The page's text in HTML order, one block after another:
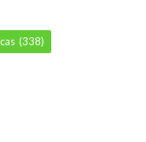
(338)